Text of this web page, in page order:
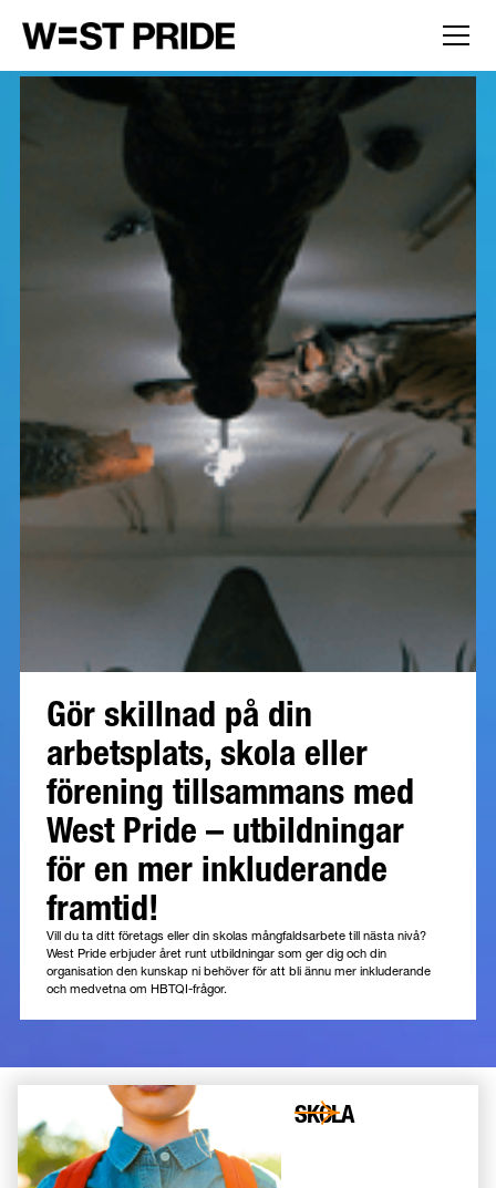
Gör skillnad på din
arbetsplats, skola eller
förening tillsammans med
West Pride – utbildningar
för en mer inkluderande
framtid!
Vill du ta ditt företags eller din skolas mångfaldsarbete till nästa nivå?
West Pride erbjuder året runt utbildningar som ger dig och din
organisation den kunskap ni behöver för att bli ännu mer inkluderande
och medvetna om HBTQI-frågor.
SKOLA